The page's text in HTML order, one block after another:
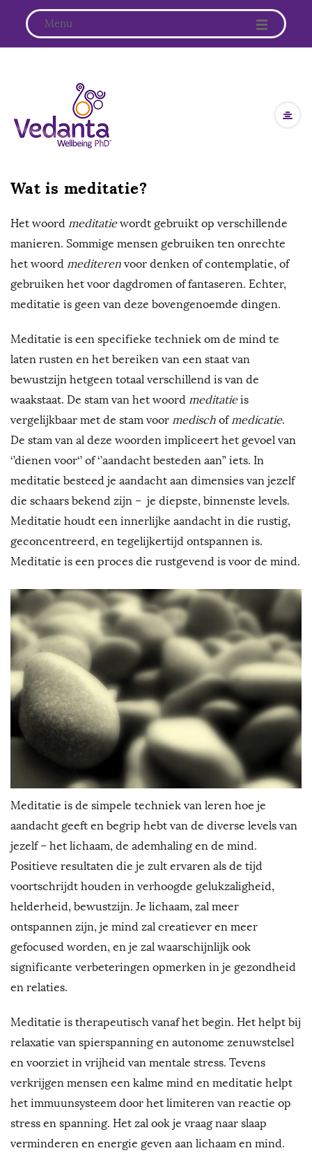
Menu
e
a
n
t
a
W
e
l
l
b
e
i
n
g
P
h
D
Wat is meditatie?
Het woord meditatiewordt gebruikt op verschillende
manieren. Sommige mensen gebruiken ten onrechte
het woord mediteren voor denken of contemplatie, of
gebruiken het voor dagdromen of fantaseren. Echter,
meditatie is geen van deze bovengenoemde dingen.
Meditatie is een specifieke techniek om de mind te
laten rusten en het bereiken van een staat van
bewustzijn hetgeen totaal verschillend is van de
waakstaat. De stam van het woord meditatieis
vergelijkbaar met de stam voor medisch ofmedicatie.
De stam van al deze woorden impliceert het gevoel van
‘’dienen voor‘’ of ‘’aandacht besteden aan” iets. In
meditatie besteed je aandacht aan dimensies van jezelf
die schaars bekend zijn – je diepste, binnenste levels.
Meditatie houdt een innerlijke aandacht in die rustig,
geconcentreerd, en tegelijkertijd ontspannen is.
Meditatie is een proces die rustgevend is voor de mind.
Meditatie is de simpele techniek van leren hoe je
aandacht geeft en begrip hebt van de diverse levels van
jezelf – het lichaam, de ademhaling en de mind.
Positieve resultaten die je zult ervaren als de tijd
voortschrijdt houden in verhoogde gelukzaligheid,
helderheid, bewustzijn. Je lichaam, zal meer
ontspannen zijn, je mind zal creatiever en meer
gefocused worden, en je zal waarschijnlijk ook
significante verbeteringen opmerken in je gezondheid
en relaties.
Meditatie is therapeutisch vanaf het begin. Het helpt bij
relaxatie van spierspanning en autonome zenuwstelsel
en voorziet in vrijheid van mentale stress. Tevens
verkrijgen mensen een kalme mind en meditatie helpt
het immuunsysteem door het limiteren van reactie op
stress en spanning. Het zal ook je vraag naar slaap
verminderen en energie geven aan lichaam en mind.